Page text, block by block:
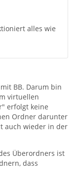
alles wie
BB. Darum bin
virtuellen
erfolgt keine
Ordner darunter
auch wieder in der
Überordners ist
dass